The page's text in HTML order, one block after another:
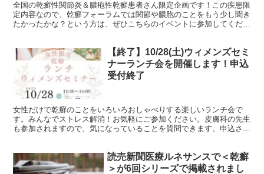
全国の乾癬性関節炎＆膿疱性乾癬患者さん限定企画です！この疾患限
定内容なので、乾癬フォーラムでは関節や膿胞のことをもう少し聞き
たかったかな？という方は、ぜひこちらのイベントに参加してくださ
【終了】10/28(土)ウィメンズセミ
ナーランチ会を開催します！申込
受付終了
女性だけで乾癬のことをいろいろおしゃべりする楽しいランチ会で
す。みんなでストレス解消！お気軽にご参加ください。皮膚科の先生
も参加されますので、気になっていることを質問できます。申込され
読売新聞医療ルネサンスで＜乾癬
＞が6回シリーズで掲載されまし